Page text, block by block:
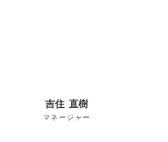
吉住 直樹
マネージャー